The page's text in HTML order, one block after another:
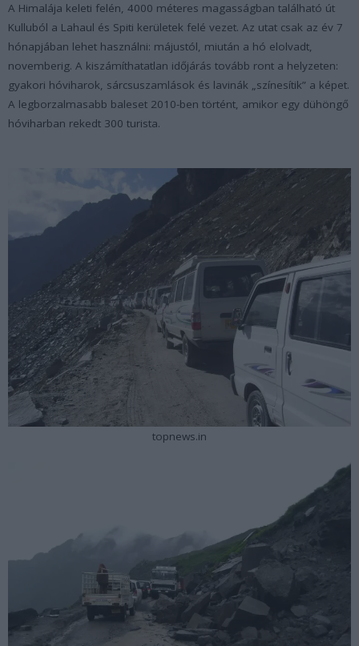
A Himalája keleti felén, 4000 méteres magasságban található út
Kulluból a Lahaul és Spiti kerületek felé vezet. Az utat csak az év 7
hónapjában lehet használni: májustól, miután a hó elolvadt,
novemberig. A kiszámíthatatlan időjárás tovább ront a helyzeten:
gyakori hóviharok, sárcsuszamlások és lavinák „színesítik” a képet.
A legborzalmasabb baleset 2010-ben történt, amikor egy dühöngő
hóviharban rekedt 300 turista.
topnews.in